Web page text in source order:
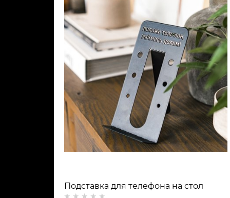
Подставка для телефона на стол